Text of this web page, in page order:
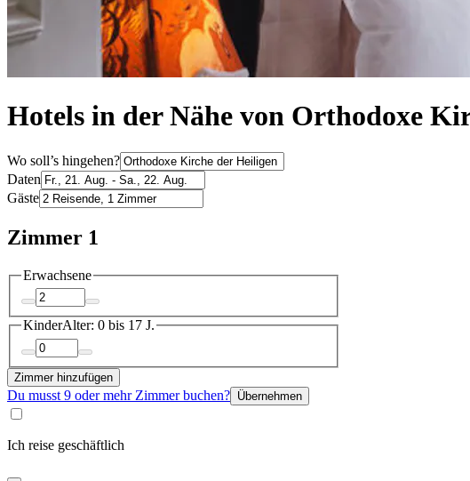
Hotels in der Nähe von Orthodoxe
Wo soll’s hingehen?
Daten
Gäste
Zimmer 1
Erwachsene
KinderAlter: 0 bis 17 J.
Zimmer hinzufügen
Du musst 9 oder mehr Zimmer buchen? Übernehmen
Ich reise geschäftlich